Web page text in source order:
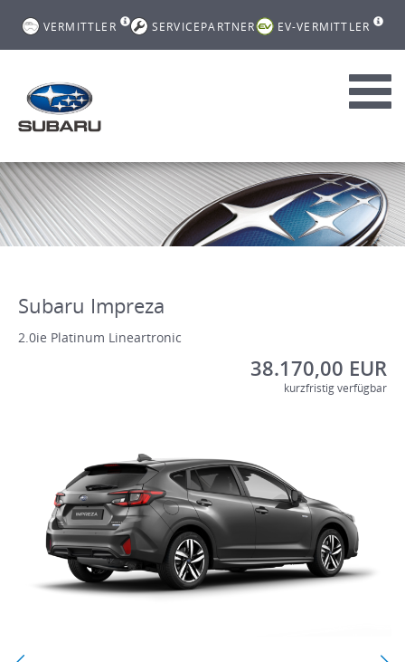
VERMITTLER SERVICEPARTNER EV-VERMITTLER
Subaru Impreza
2.0ie Platinum Lineartronic
38.170,00 EUR
kurzfristig verfügbar